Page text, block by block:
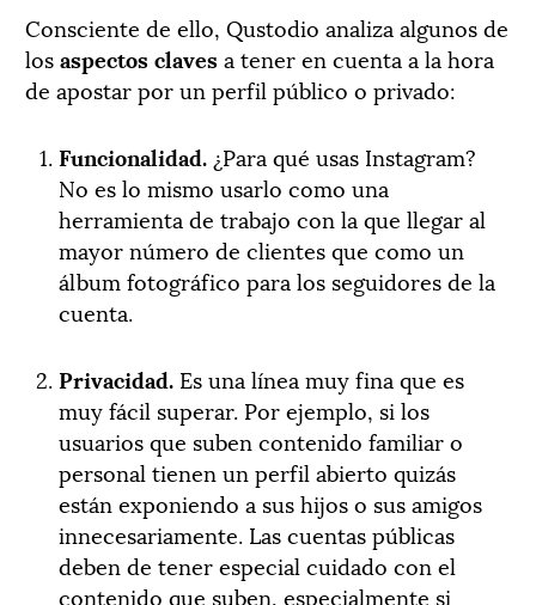
Consciente de ello, Qustodio analiza algunos de
losaspectos clavesa tener en cuenta a la hora
de apostar por un perfil público o privado:
Funcionalidad. ¿Para qué usas Instagram?
No es lo mismo usarlo como una
herramienta de trabajo con la que llegar al
mayor número de clientes que como un
álbum fotográfico para los seguidores de la
cuenta.
Privacidad. Es una línea muy fina que es
muy fácil superar. Por ejemplo, si los
usuarios que suben contenido familiar o
personal tienen un perfil abierto quizás
están exponiendo a sus hijos o sus amigos
innecesariamente. Las cuentas públicas
deben de tener especial cuidado con el
contenido que suben, especialmente si